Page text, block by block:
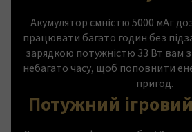
Акумулятор ємністю 5000 мАг
працювати багато годин без
зарядкою потужністю 33 Вт вам
небагато часу, щоб поповнити
пригод.
Потужний